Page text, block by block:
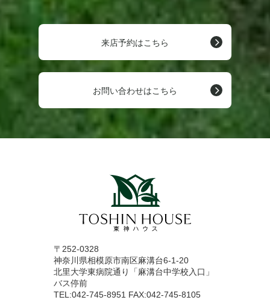
来店予約はこちら
お問い合わせはこちら
〒252-0328
神奈川県相模原市南区麻溝台6-1-20
北里大学東病院通り「麻溝台中学校入口」
バス停前
TEL:042-745-8951 FAX:042-745-8105